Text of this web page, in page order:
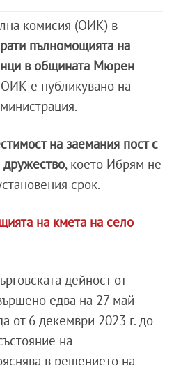
комисия (ОИК) в
пълномощията на
в общината Мюрен
е публикувано на
на заемания пост с
дружество, което Ибрям не
срок.
на кмета на село
дейност от
едва на 27 май
от 6 декември 2023 г. до
на
в решението на